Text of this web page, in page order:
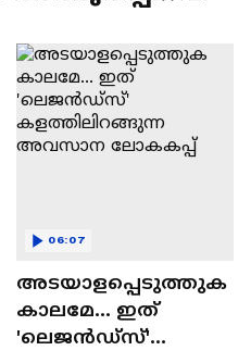
അടയാളപ്പെടുത്തുക
കാലമേ... ഇത്
'ലെജൻഡ്‌സ്'
06:07